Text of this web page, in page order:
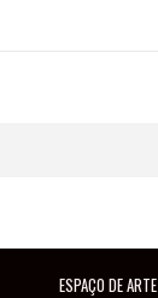
ESPAÇO DE ARTE